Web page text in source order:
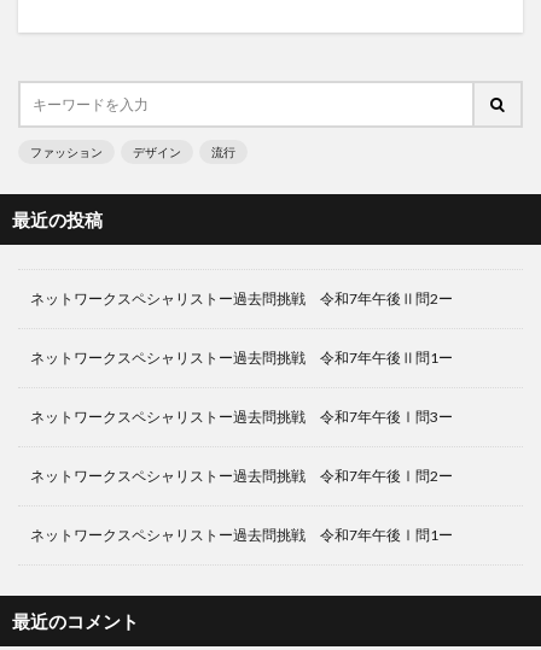
ファッション デザイン 流行
最近の投稿
ネットワークスペシャリストー過去問挑戦 令和7年午後Ⅱ問2ー
ネットワークスペシャリストー過去問挑戦 令和7年午後Ⅱ問1ー
ネットワークスペシャリストー過去問挑戦 令和7年午後Ⅰ問3ー
ネットワークスペシャリストー過去問挑戦 令和7年午後Ⅰ問2ー
ネットワークスペシャリストー過去問挑戦 令和7年午後Ⅰ問1ー
最近のコメント